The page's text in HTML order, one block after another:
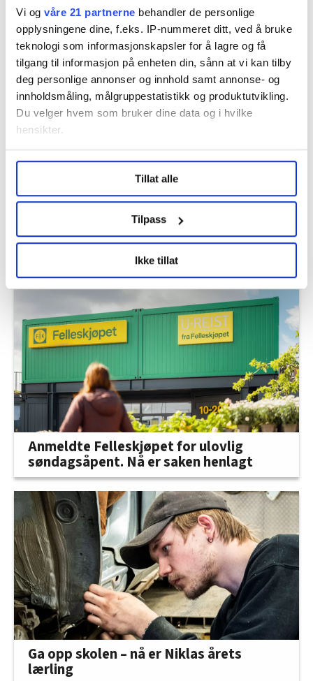
Vi og våre 21 partnerne behandler de personlige
opplysningene dine, f.eks. IP-nummeret ditt, ved å bruke
teknologi som informasjonskapsler for å lagre og få
tilgang til informasjon på enheten din, sånn at vi kan tilby
deg personlige annonser og innhold samt annonse- og
innholdsmåling, målgruppestatistikk og produktutvikling.
Du velger hvem som bruker dine data og i hvilke
hensikter.
Undermer infokan du lese om hvordan dine personlige
data behandles og hvordan du kan velge hvordan de skal
brukes. Du kan hele tiden endre eller trekke tilbake ditt
samtykke fra erklæringen om informasjonskapsler.
LO Medias publikasjoner frifagbevegelse.no, hk-nytt.no
og fontene.no bruker informasjonskapsler (cookies) for å
lære hvordan våre nettsider blir brukt slik at vi tilby
relevant innhold, tilpassede annonser og utarbeide
statistikk.
Vi deler bare informasjon om hvordan du bruker
nettstedet med LO Medias egne samarbeidspartnere
innenfor analyse og annonsering. Disse er angitt i
oversikten lengre ned på denne siden.
Tillat alle
Tilpass
Ikke tillat
Flere saker
Derfor kan det bli SAS-streik til helgen
Anmeldte Felleskjøpet for ulovlig
søndagsåpent. Nå er saken henlagt
Ga opp skolen – nå er Niklas årets
lærling